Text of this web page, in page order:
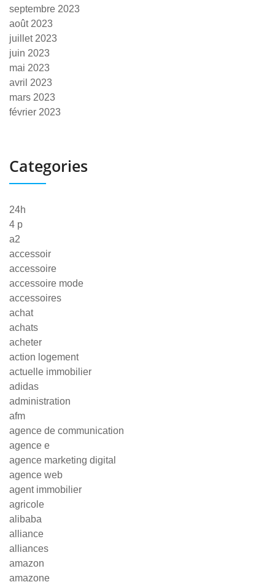
septembre 2023
août 2023
juillet 2023
juin 2023
mai 2023
avril 2023
mars 2023
février 2023
Categories
24h
4 p
a2
accessoir
accessoire
accessoire mode
accessoires
achat
achats
acheter
action logement
actuelle immobilier
adidas
administration
afm
agence de communication
agence e
agence marketing digital
agence web
agent immobilier
agricole
alibaba
alliance
alliances
amazon
amazone